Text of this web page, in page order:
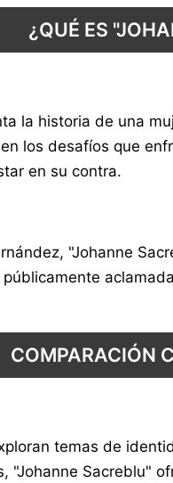
¿QUÉ ES
la historia de una
los desafíos que
en su contra.
"Johanne
COMPARACIÓN
temas de
Sacreblu"